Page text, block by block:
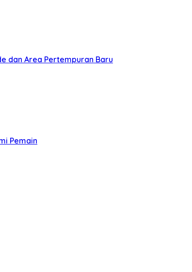
dan Area Pertempuran Baru
Pemain